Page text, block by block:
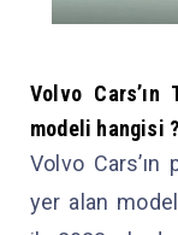
Volvo
modeli hangisi ?
Volvo
yer alan